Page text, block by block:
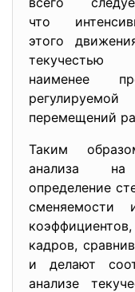
что
этого
текучестью
наименее
перемещений
Таким
анализа на
определение
сменяемости
кадров,
и делают
анализе